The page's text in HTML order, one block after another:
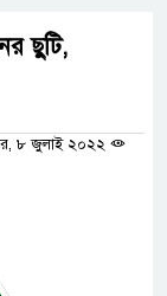
ছুটি,
৮ জুলাই ২০২২